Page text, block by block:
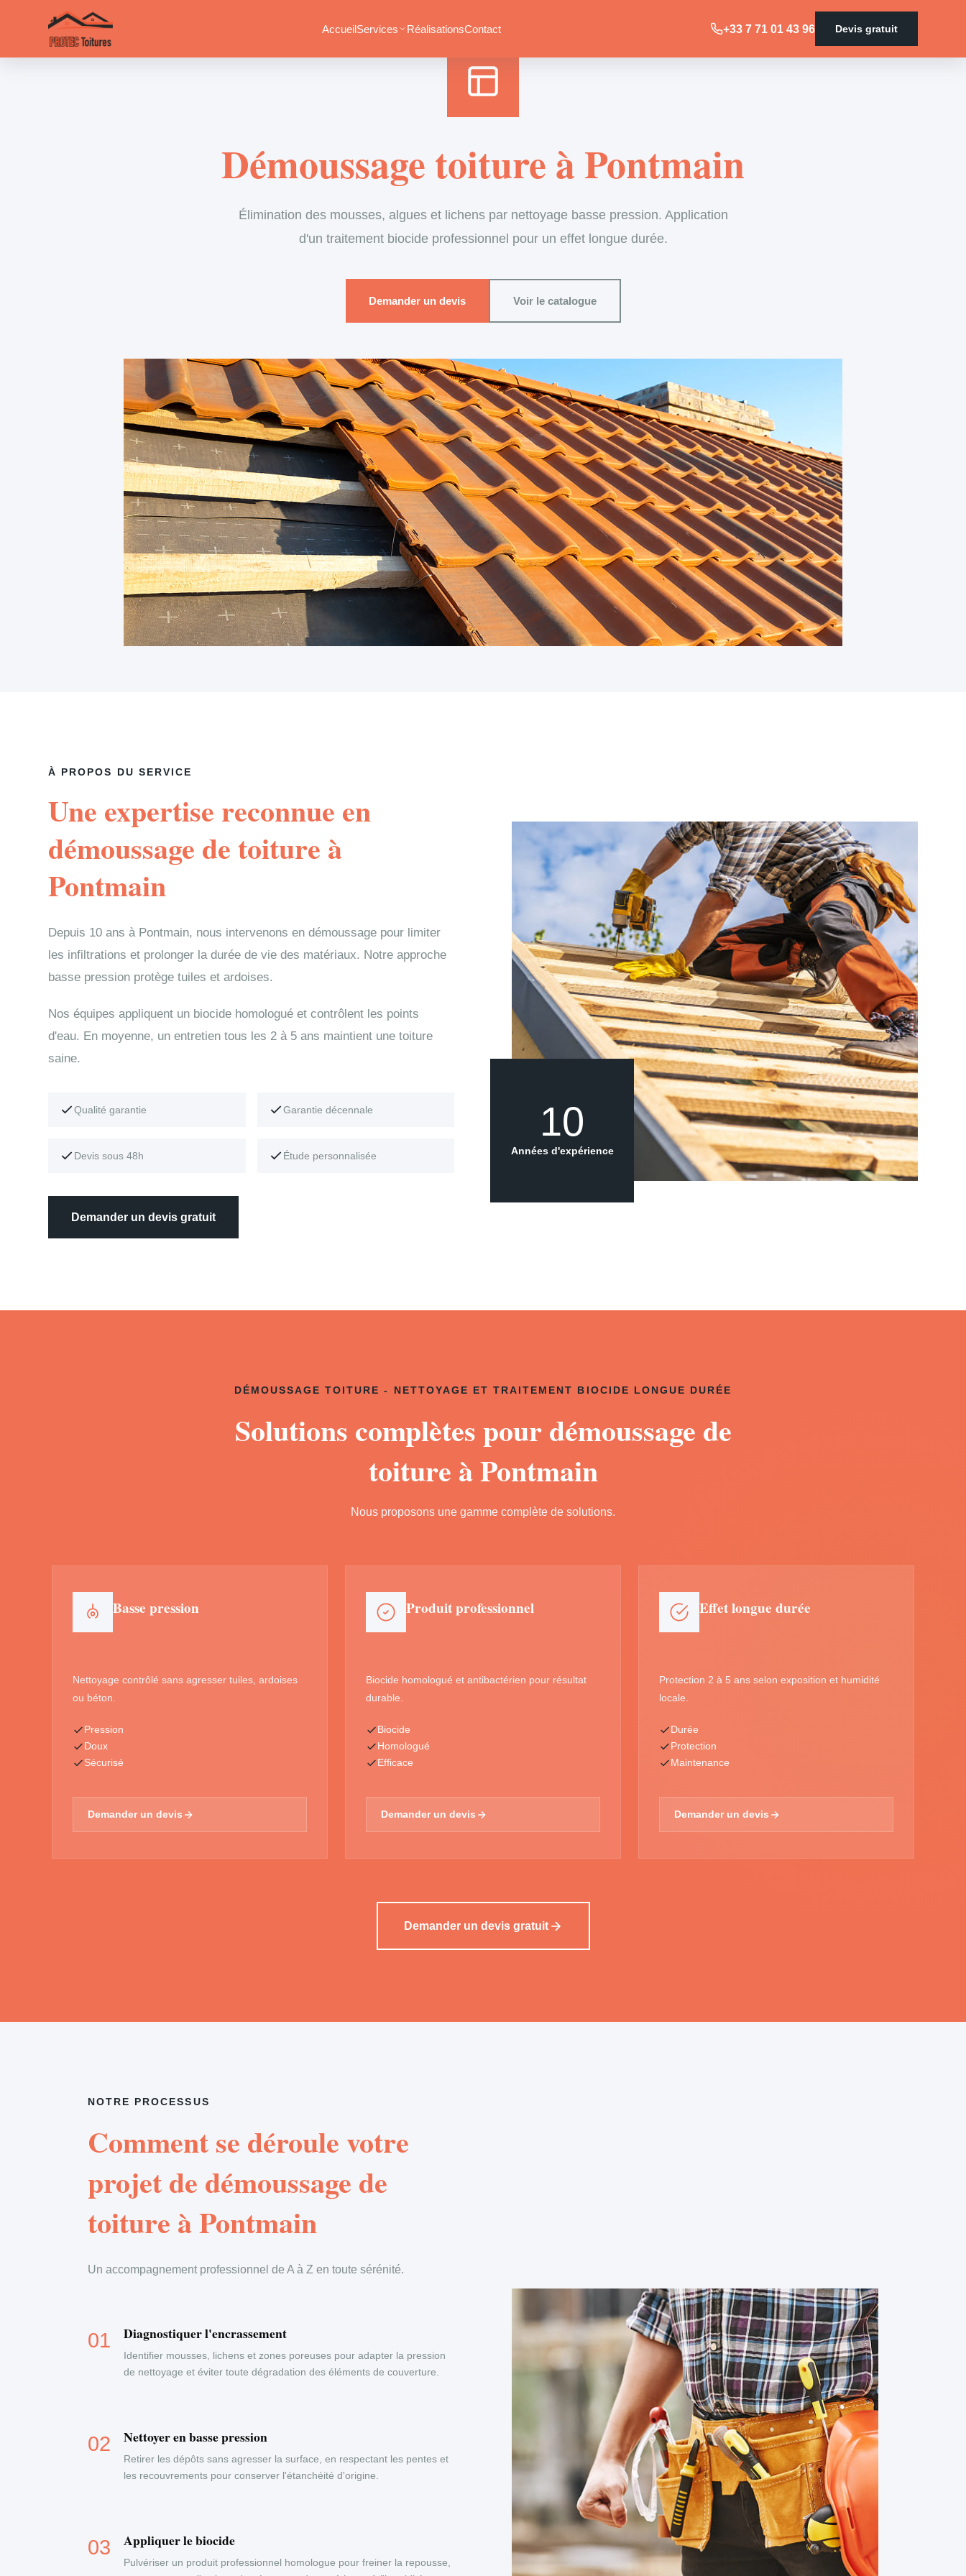
AccueilServices RéalisationsContact +33 7 71 01 43 96 Devis gratuit
Démoussage toiture à Pontmain
Élimination des mousses, algues et lichens par nettoyage basse pression. Application
d'un traitement biocide professionnel pour un effet longue durée.
Demander un devis Voir le catalogue
À PROPOS DU SERVICE
Une expertise reconnue en
démoussage de toiture à
Pontmain
Depuis 10 ans à Pontmain, nous intervenons en démoussage pour limiter
les infiltrations et prolonger la durée de vie des matériaux. Notre approche
basse pression protège tuiles et ardoises.
Nos équipes appliquent un biocide homologué et contrôlent les points
d'eau. En moyenne, un entretien tous les 2 à 5 ans maintient une toiture
saine.
Qualité garantie Garantie décennale
Devis sous 48h Étude personnalisée
Demander un devis gratuit
10
Années d'expérience
DÉMOUSSAGE TOITURE - NETTOYAGE ET TRAITEMENT BIOCIDE LONGUE DURÉE
Solutions complètes pour démoussage de
toiture à Pontmain
Nous proposons une gamme complète de solutions.
Basse pression
Nettoyage contrôlé sans agresser tuiles, ardoises
ou béton.
Pression
Doux
Sécurisé
Demander un devis
Produit professionnel
Biocide homologué et antibactérien pour résultat
durable.
Biocide
Homologué
Efficace
Demander un devis
Effet longue durée
Protection 2 à 5 ans selon exposition et humidité
locale.
Durée
Protection
Maintenance
Demander un devis
Demander un devis gratuit
NOTRE PROCESSUS
Comment se déroule votre
projet de démoussage de
toiture à Pontmain
Un accompagnement professionnel de A à Z en toute sérénité.
Diagnostiquer l'encrassement
Identifier mousses, lichens et zones poreuses pour adapter la pression
de nettoyage et éviter toute dégradation des éléments de couverture.
Nettoyer en basse pression
Retirer les dépôts sans agresser la surface, en respectant les pentes et
les recouvrements pour conserver l'étanchéité d'origine.
Appliquer le biocide
Pulvériser un produit professionnel homologue pour freiner la repousse,